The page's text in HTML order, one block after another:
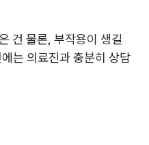
건 물론, 부작용이 생길
는 의료진과 충분히 상담